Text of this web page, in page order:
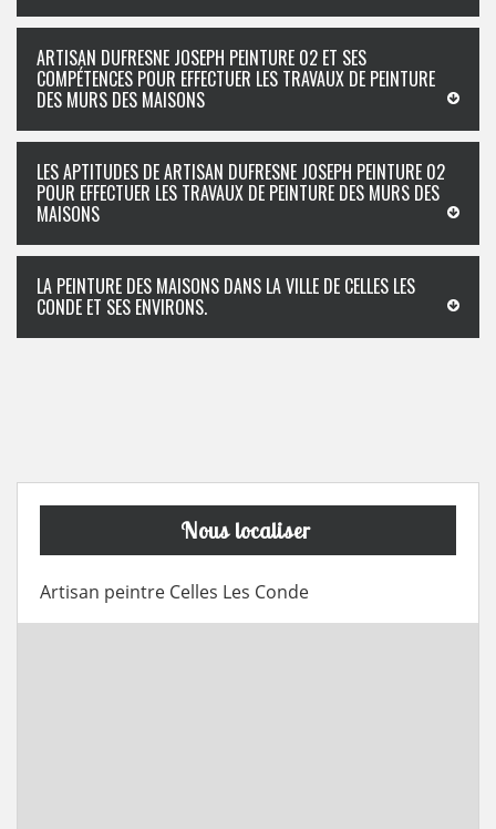
ARTISAN DUFRESNE JOSEPH PEINTURE 02 ET SES
COMPÉTENCES POUR EFFECTUER LES TRAVAUX DE PEINTURE
DES MURS DES MAISONS
LES APTITUDES DE ARTISAN DUFRESNE JOSEPH PEINTURE 02
POUR EFFECTUER LES TRAVAUX DE PEINTURE DES MURS DES
MAISONS
LA PEINTURE DES MAISONS DANS LA VILLE DE CELLES LES
CONDE ET SES ENVIRONS.
Nous localiser
Artisan peintre Celles Les Conde